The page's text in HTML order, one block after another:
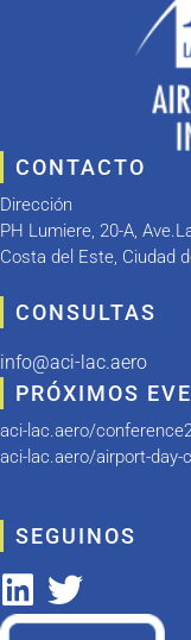
CONTACTO
Dirección
PH Lumiere, 20-A,
Costa del Este, Ciudad
CONSULTAS
info@aci-lac.aero
PRÓXIMOS
aci-lac.aero/
aci-lac.aero/airport-day-
SEGUINOS